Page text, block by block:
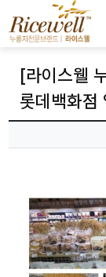
[라이스웰
롯데백화점
본문